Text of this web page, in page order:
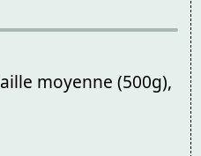
moyenne (500g),